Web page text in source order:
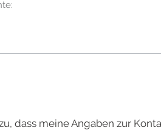
dass meine Angaben zur